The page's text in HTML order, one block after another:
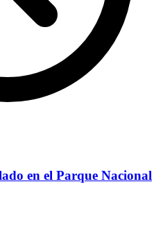
en el Parque Nacional